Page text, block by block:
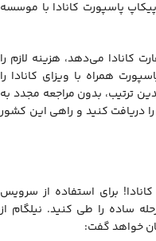
پاسپورت کانادا با موسسه
کانادا می‌دهد، هزینه لازم را
همراه با ویزای کانادا را
ترتیب، بدون مراجعه مجدد به
را دریافت کنید و راهی این کشور
برای استفاده از سرویس
ساده را طی کنید. نیلگام از
خواهد گفت: